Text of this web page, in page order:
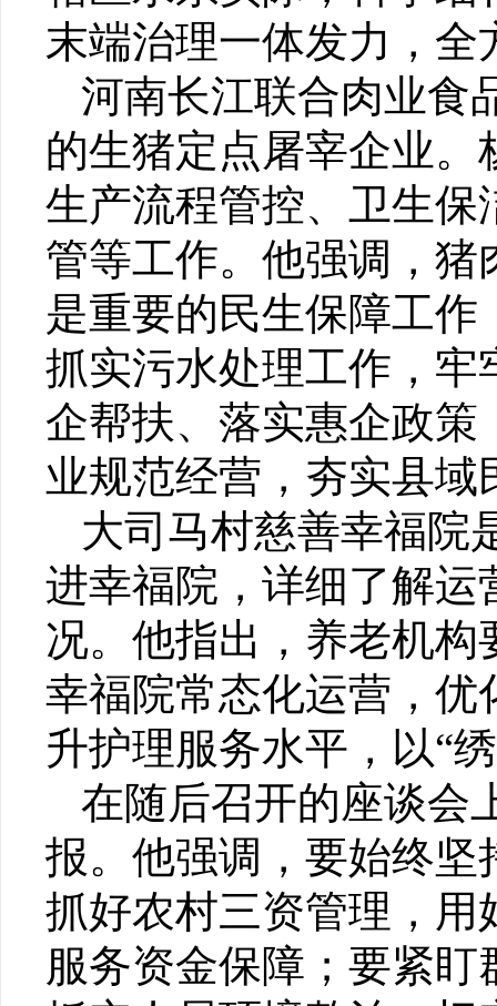
末端治理一体发力，
河南长江联合肉业食
的生猪定点屠宰企业
生产流程管控、卫生
管等工作。他强调，
是重要的民生保障工
抓实污水处理工作，
企帮扶、落实惠企政
业规范经营，夯实县
大司马村慈善幸福院
进幸福院，详细了解
况。他指出，养老机
幸福院常态化运营，
升护理服务水平，以“
在随后召开的座谈会
报。他强调，要始终
抓好农村三资管理，用
服务资金保障；要紧